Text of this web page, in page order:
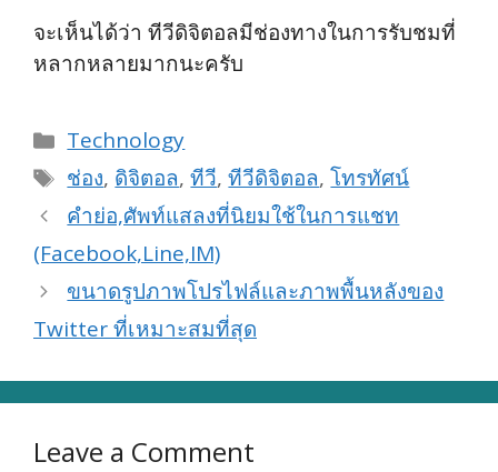
จะเห็นได้ว่า ทีวีดิจิตอลมีช่องทางในการรับชมที่
หลากหลายมากนะครับ
Categories
Technology
Tags
ช่อง, ดิจิตอล,ทีวี,ทีวีดิจิตอล,โทรทัศน์
คำย่อ,ศัพท์แสลงที่นิยมใช้ในการแชท
(Facebook,Line,IM)
ขนาดรูปภาพโปรไฟล์และภาพพื้นหลังของ
Twitter ที่เหมาะสมที่สุด
Leave a Comment